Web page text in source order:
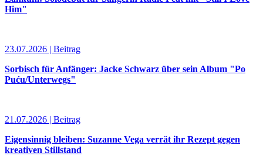
Him"
23.07.2026 | Beitrag
Sorbisch für Anfänger: Jacke Schwarz über sein Album "Po
Puću/Unterwegs"
21.07.2026 | Beitrag
Eigensinnig bleiben: Suzanne Vega verrät ihr Rezept gegen
kreativen Stillstand